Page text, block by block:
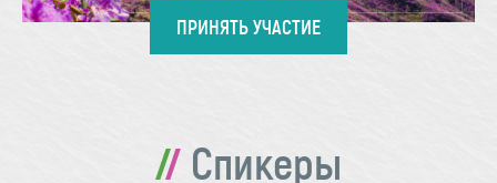
ПРИНЯТЬ УЧАСТИЕ
Спикеры